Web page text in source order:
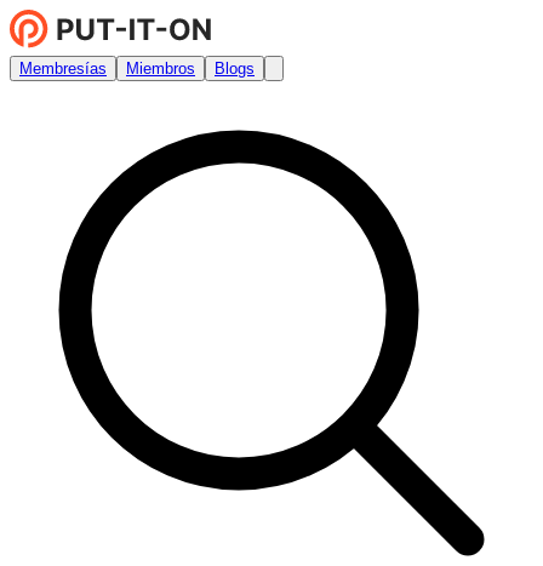
Membresías Miembros Blogs